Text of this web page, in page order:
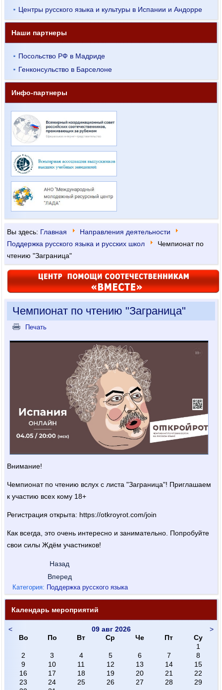
Центры русского языка и культуры в Испании и Андорре
Наши партнеры
Посольство РФ в Мадриде
Генконсульство в Барселоне
Инфо-партнеры
Вы здесь: Главная
Направления деятельности
Поддержка русского языка и русских школ
Чемпионат по
чтению "Заграница"
Чемпионат по чтению "Заграница"
Печать
Внимание!
Чемпионат по чтению вслух с листа "Заграница"! Приглашаем
к участию всех кому 18+
Регистрация открыта: https://otkroyrot.co­m/join ​
Как всегда, это очень интересно и занимательно. Попробуйте
свои силы Ждём участников!
Назад
Вперед
Категория: Поддержка русского языка
Календарь мероприятий
< >
09 авг 2026
Во
По Вт Ср Че Пт
Су
1
2
3 4 5 6 7
8
9
10 11 12 13 14
15
16
17 18 19 20 21
22
23
24 25 26 27 28
29